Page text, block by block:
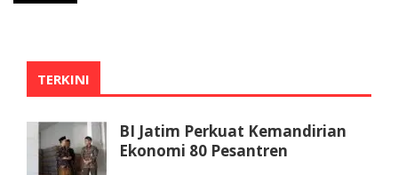
TERKINI
BI Jatim Perkuat Kemandirian
Ekonomi 80 Pesantren